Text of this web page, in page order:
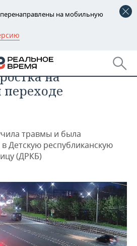
на мобильную
ПФО
водитель Kia
на
травмы и была
Детскую республиканскую
(ДРКБ)